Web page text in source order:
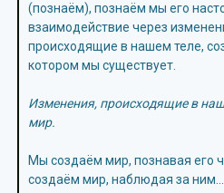
(познаём), познаём мы его
взаимодействие через
происходящие в нашем теле,
котором мы существует.
Изменения, происходящие в
мир.
Мы создаём мир, познавая его
создаём мир, наблюдая за ним…